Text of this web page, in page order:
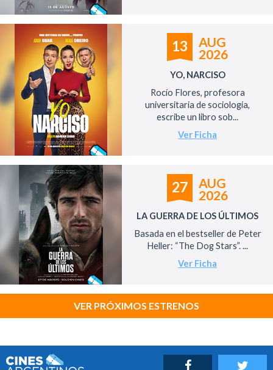
13
AUG
2026
YO, NARCISO
Rocío Flores, profesora
universitaria de sociología,
escribe un libro sob...
Ver Ficha
27
AUG
2026
LA GUERRA DE LOS ÚLTIMOS
Basada en el bestseller de Peter
Heller: “The Dog Stars”. ...
Ver Ficha
VER PRÓXIMOS ESTRENOS